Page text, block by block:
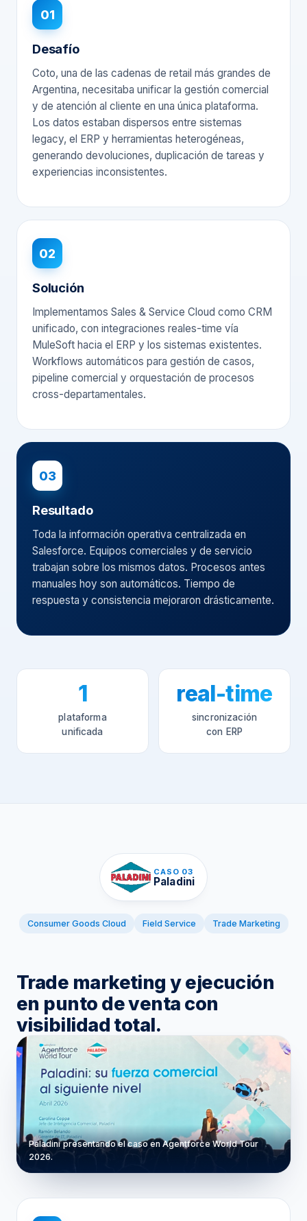
01
Desafío
Coto, una de las cadenas de retail más grandes de
Argentina, necesitaba unificar la gestión comercial
y de atención al cliente en una única plataforma.
Los datos estaban dispersos entre sistemas
legacy, el ERP y herramientas heterogéneas,
generando devoluciones, duplicación de tareas y
experiencias inconsistentes.
02
Solución
Implementamos Sales & Service Cloud como CRM
unificado, con integraciones reales-time vía
MuleSoft hacia el ERP y los sistemas existentes.
Workflows automáticos para gestión de casos,
pipeline comercial y orquestación de procesos
cross-departamentales.
03
Resultado
Toda la información operativa centralizada en
Salesforce. Equipos comerciales y de servicio
trabajan sobre los mismos datos. Procesos antes
manuales hoy son automáticos. Tiempo de
respuesta y consistencia mejoraron drásticamente.
1
plataforma
unificada
real-time
sincronización
con ERP
CASO 03
Paladini
Consumer Goods Cloud Field Service Trade Marketing
Trade marketing y ejecución
en punto de venta con
visibilidad total.
Paladini presentando el caso en Agentforce World Tour
2026.